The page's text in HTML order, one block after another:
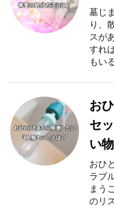
墓じ
り、
スが
すれ
もい
お
セ
い
おひ
ラブ
まう
のリ